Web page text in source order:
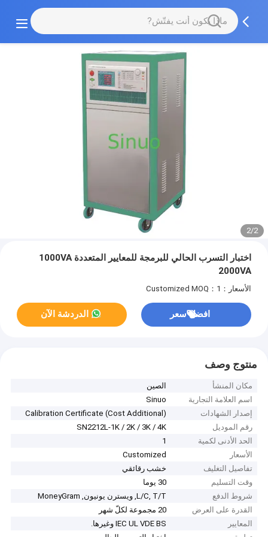
2/2
اختبار التسرب الحالي للبرمجة للمعايير المتعددة 1000VA
2000VA
الأسعار：Customized MOQ：1
افضل سعر الدردشة الآن
منتوج وصف
مكان المنشأ
الصين
اسم العلامة التجارية
Sinuo
إصدار الشهادات
Calibration Certificate (Cost Additional)
رقم الموديل
SN2212L-1K / 2K / 3K / 4K
الحد الأدنى لكمية
1
الأسعار
Customized
تفاصيل التغليف
خشب رقائقي
وقت التسليم
30 يوما
شروط الدفع
L/C, T/T, ويسترن يونيون, MoneyGram
القدرة على العرض
20 مجموعة لكلّ شهر
المعايير
IEC UL VDE BS وغيرها.